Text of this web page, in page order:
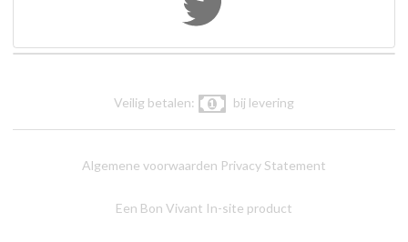
Veilig betalen: bij levering
Algemene voorwaarden Privacy Statement
Een Bon Vivant In-site product